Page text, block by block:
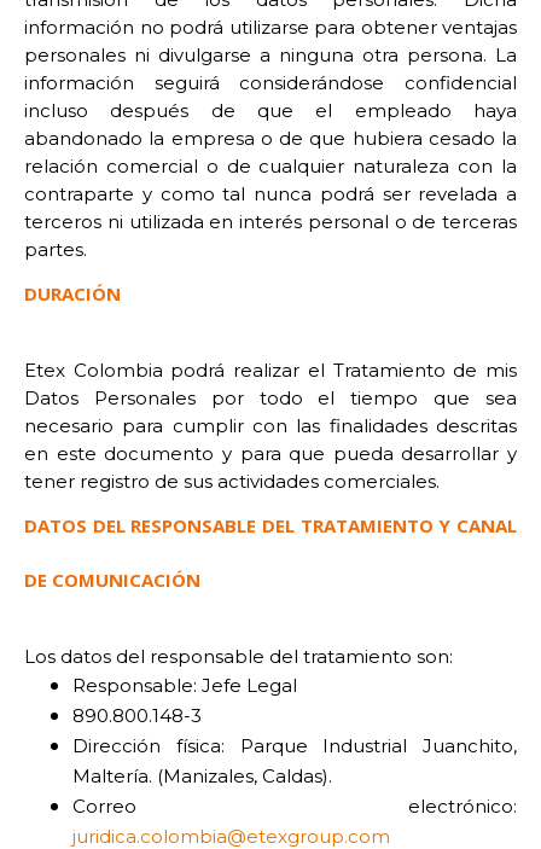
información no podrá utilizarse para obtener ventajas
personales ni divulgarse a ninguna otra persona. La
información seguirá considerándose confidencial
incluso después de que el empleado haya
abandonado la empresa o de que hubiera cesado la
relación comercial o de cualquier naturaleza con la
contraparte y como tal nunca podrá ser revelada a
terceros ni utilizada en interés personal o de terceras
partes.
DURACIÓN
Etex Colombia podrá realizar el Tratamiento de mis
Datos Personales por todo el tiempo que sea
necesario para cumplir con las finalidades descritas
en este documento y para que pueda desarrollar y
tener registro de sus actividades comerciales.
DATOS DEL RESPONSABLE DEL TRATAMIENTO Y CANAL
DE COMUNICACIÓN
Los datos del responsable del tratamiento son:
Responsable: Jefe Legal
890.800.148-3
Dirección física: Parque Industrial Juanchito,
Maltería. (Manizales, Caldas).
Correo electrónico:
juridica.colombia@etexgroup.com